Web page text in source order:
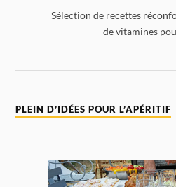
Sélection de recettes
de vitamines
PLEIN D’IDÉES POUR L’APÉRITIF